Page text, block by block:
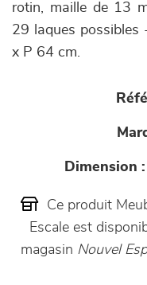
rotin, maille de 13
29 laques possibles
x P 64 cm.
Dimension :
Ce produit
Escale est
magasin Nouvel